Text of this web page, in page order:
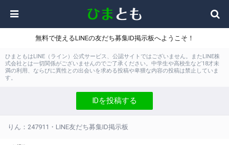
無料で使えるLINEの友だち募集ID掲示板へようこそ！
ひまともはLINE（ライン）公式サービス、公認サイトではございません。またLINE株
式会社とは一切関係がございませんのでご了承ください。中学生や高校生など18才未
満の利用、ならびに異性との出会いを求める投稿や卑猥な内容の投稿は禁止していま
す。
IDを投稿する
りん：247911・LINE友だち募集ID掲示板